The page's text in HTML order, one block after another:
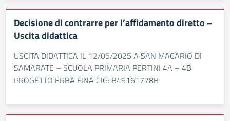
Decisione di contrarre per l’affidamento diretto –
Uscita didattica
USCITA DIDATTICA IL 12/05/2025 A SAN MACARIO DI
SAMARATE – SCUOLA PRIMARIA PERTINI 4A – 4B
PROGETTO ERBA FINA CIG: B45161778B